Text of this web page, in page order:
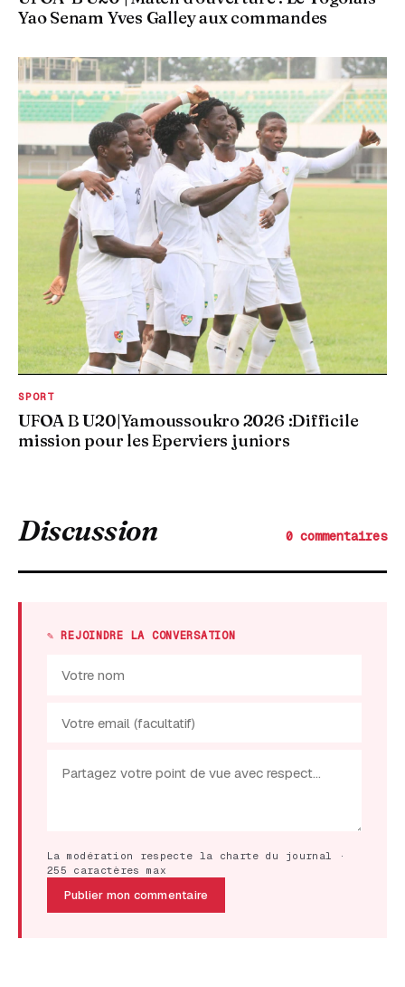
Yao Senam Yves Galley aux commandes
SPORT
UFOA B U20|Yamoussoukro 2026 :Difficile
mission pour les Eperviers juniors
Discussion 0 commentaires
✎ REJOINDRE LA CONVERSATION
La modération respecte la charte du journal ·
255 caractères max
Publier mon commentaire